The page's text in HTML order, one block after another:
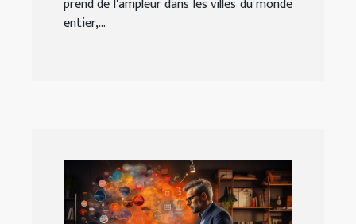
prend de l'ampleur dans les villes du monde
entier,...